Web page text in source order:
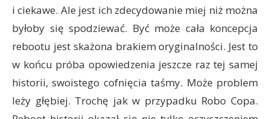
i ciekawe. Ale jest ich zdecydowanie miej niż można
byłoby się spodziewać. Być może cała koncepcja
rebootu jest skażona brakiem oryginalności. Jest to
w końcu próba opowiedzenia jeszcze raz tej samej
historii, swoistego cofnięcia taśmy. Może problem
leży głębiej. Trochę jak w przypadku Robo Copa.